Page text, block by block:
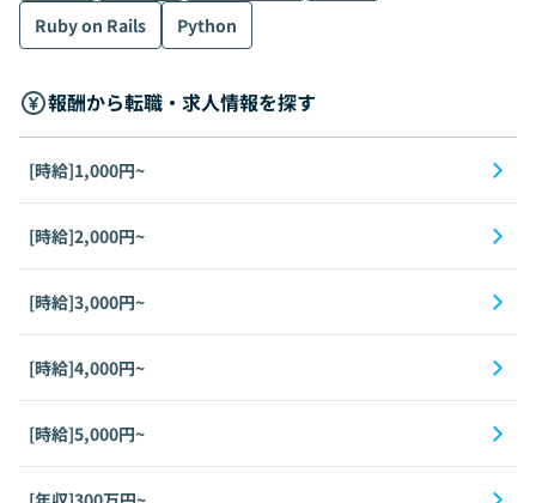
Ruby on Rails
Python
報酬から転職・求人情報を探す
[時給]1,000円~
[時給]2,000円~
[時給]3,000円~
[時給]4,000円~
[時給]5,000円~